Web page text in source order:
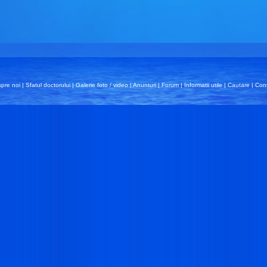
noi | Sfatul doctorului|Galerie foto / video| Anunturi | Forum|Informatii utile | Cautare |